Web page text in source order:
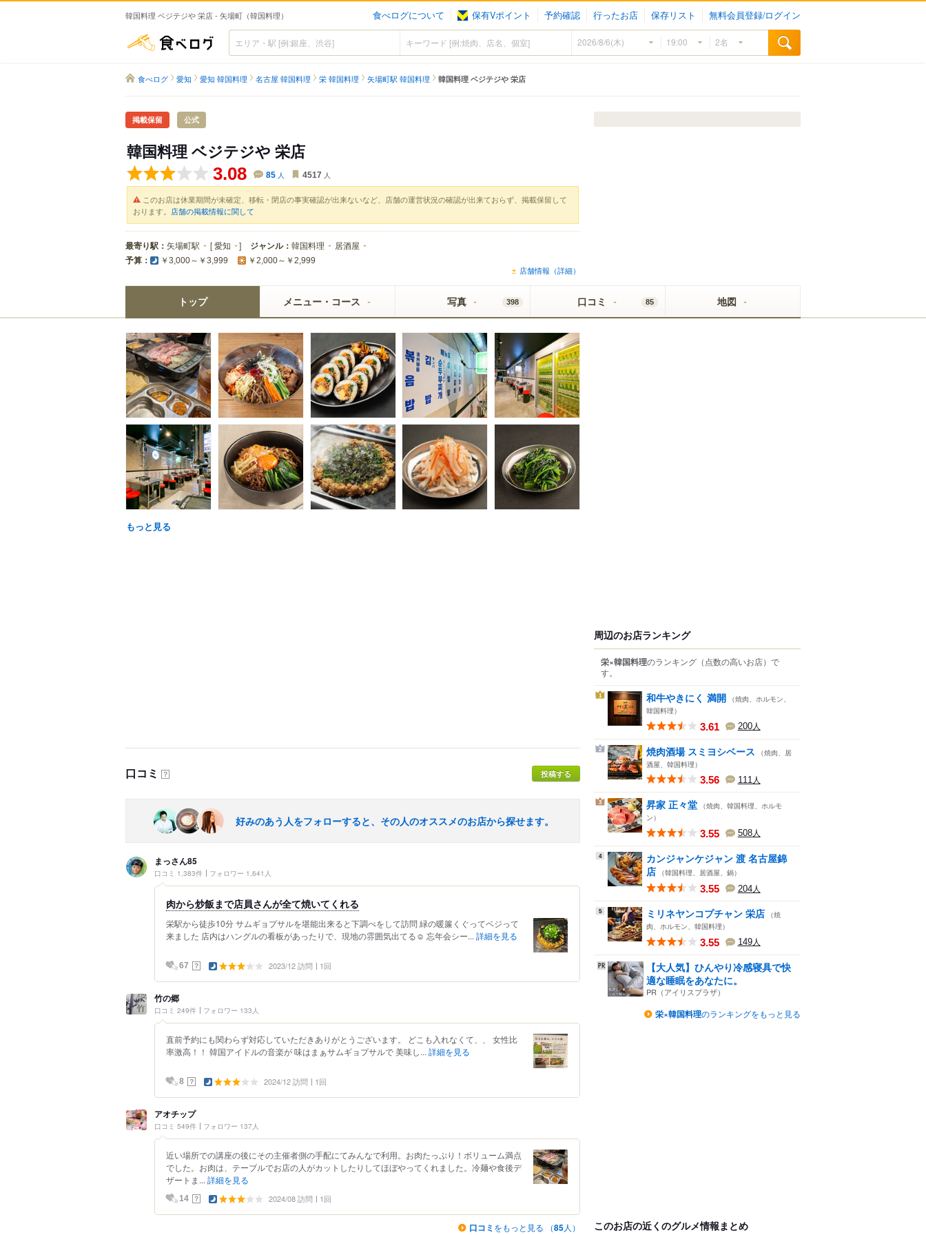
韓国料理 ベジテジや 栄店 - 矢場町（韓国料理） 食べログについて 保有Vポイント 予約確認 行ったお店 保存リスト 無料会員登録/ログイン
食べログ
食べログ 愛知 愛知 韓国料理 名古屋 韓国料理 栄 韓国料理 矢場町駅 韓国料理 韓国料理 ベジテジや 栄店
掲載保留 公式
韓国料理 ベジテジや 栄店
3.08 85 人 4517 人
このお店は休業期間が未確定、移転・閉店の事実確認が出来ないなど、店舗の運営状況の確認が出来ておらず、掲載保留して
おります。 店舗の掲載情報に関して
最寄り駅： 矢場町駅 [愛知 ] ジャンル： 韓国料理 居酒屋
予算： ￥3,000～￥3,999 ￥2,000～￥2,999
店舗情報（詳細）
トップ メニュー・コース 写真 398 口コミ 85 地図
もっと見る
口コミ ？ 投稿する
好みのあう人をフォローすると、その人のオススメのお店から探せます。
まっさん85
口コミ 1,383件 フォロワー 1,641人
肉から炒飯まで店員さんが全て焼いてくれる
栄駅から徒歩10分 サムギョプサルを堪能出来ると下調べをして訪問 緑の暖簾くぐってベジって
来ました 店内はハングルの看板があったりで、現地の雰囲気出てる☺️ 忘年会シー... 詳細を見る
67 ？ 2023/12 訪問 1回
竹の郷
口コミ 249件 フォロワー 133人
直前予約にも関わらず対応していただきありがとうございます。 どこも入れなくて、、 女性比
率激高！！ 韓国アイドルの音楽が 味はまぁサムギョプサルで 美味し... 詳細を見る
8 ？ 2024/12 訪問 1回
アオチップ
口コミ 549件 フォロワー 137人
近い場所での講座の後にその主催者側の手配にてみんなで利用。お肉たっぷり！ボリューム満点
でした。お肉は、テーブルでお店の人がカットしたりしてほぼやってくれました。冷麺や食後デ
ザートま... 詳細を見る
14 ？ 2024/08 訪問 1回
口コミ をもっと見る （85人）
周辺のお店ランキング
栄×韓国料理のランキング （点数の高いお店） で
す。
1 和牛やきにく 満開 （焼肉、ホルモン、
韓国料理）
3.61 200人
2 焼肉酒場 スミヨシベース
（焼肉、居
酒屋、韓国料理）
3.56 111 人
3 昇家 正々堂 （焼肉、韓国料理、ホルモ
ン）
3.55 508人
4
カンジャンケジャン 渡 名古屋錦
店 （韓国料理、居酒屋、鍋）
3.55 204人
5 ミリネヤンコプチャン 栄店 （焼
肉、ホルモン、韓国料理）
3.55 149人
【大人気】ひんやり冷感寝具で快
適な睡眠をあなたに。
PR（アイリスプラザ）
栄×韓国料理のランキングをもっと見る
このお店の近くのグルメ情報まとめ